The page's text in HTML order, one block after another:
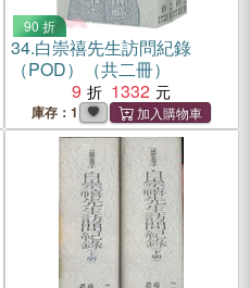
90 折
34.白崇禧先生訪問紀錄
（POD）（共二冊）
9
1332
庫存：1